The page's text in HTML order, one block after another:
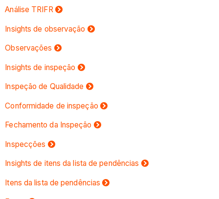
Análise TRIFR
Insights de observação
Observações
Insights de inspeção
Inspeção de Qualidade
Conformidade de inspeção
Fechamento da Inspeção
Inspecções
Insights de itens da lista de pendências
Itens da lista de pendências